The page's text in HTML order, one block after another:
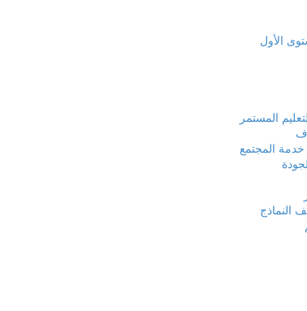
الأول
المستمر
المجتمع
النماذج